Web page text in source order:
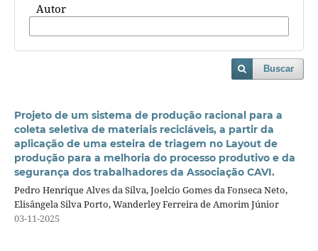
Autor
Buscar
Projeto de um sistema de produção racional para a
coleta seletiva de materiais recicláveis, a partir da
aplicação de uma esteira de triagem no Layout de
produção para a melhoria do processo produtivo e da
segurança dos trabalhadores da Associação CAVI.
Pedro Henrique Alves da Silva, Joelcio Gomes da Fonseca Neto,
Elisângela Silva Porto, Wanderley Ferreira de Amorim Júnior
03-11-2025